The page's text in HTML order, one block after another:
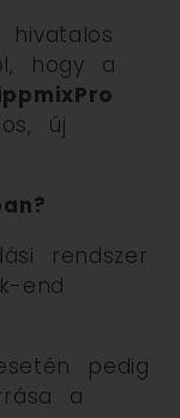
hogy a
új
rendszer
end
pedig
a